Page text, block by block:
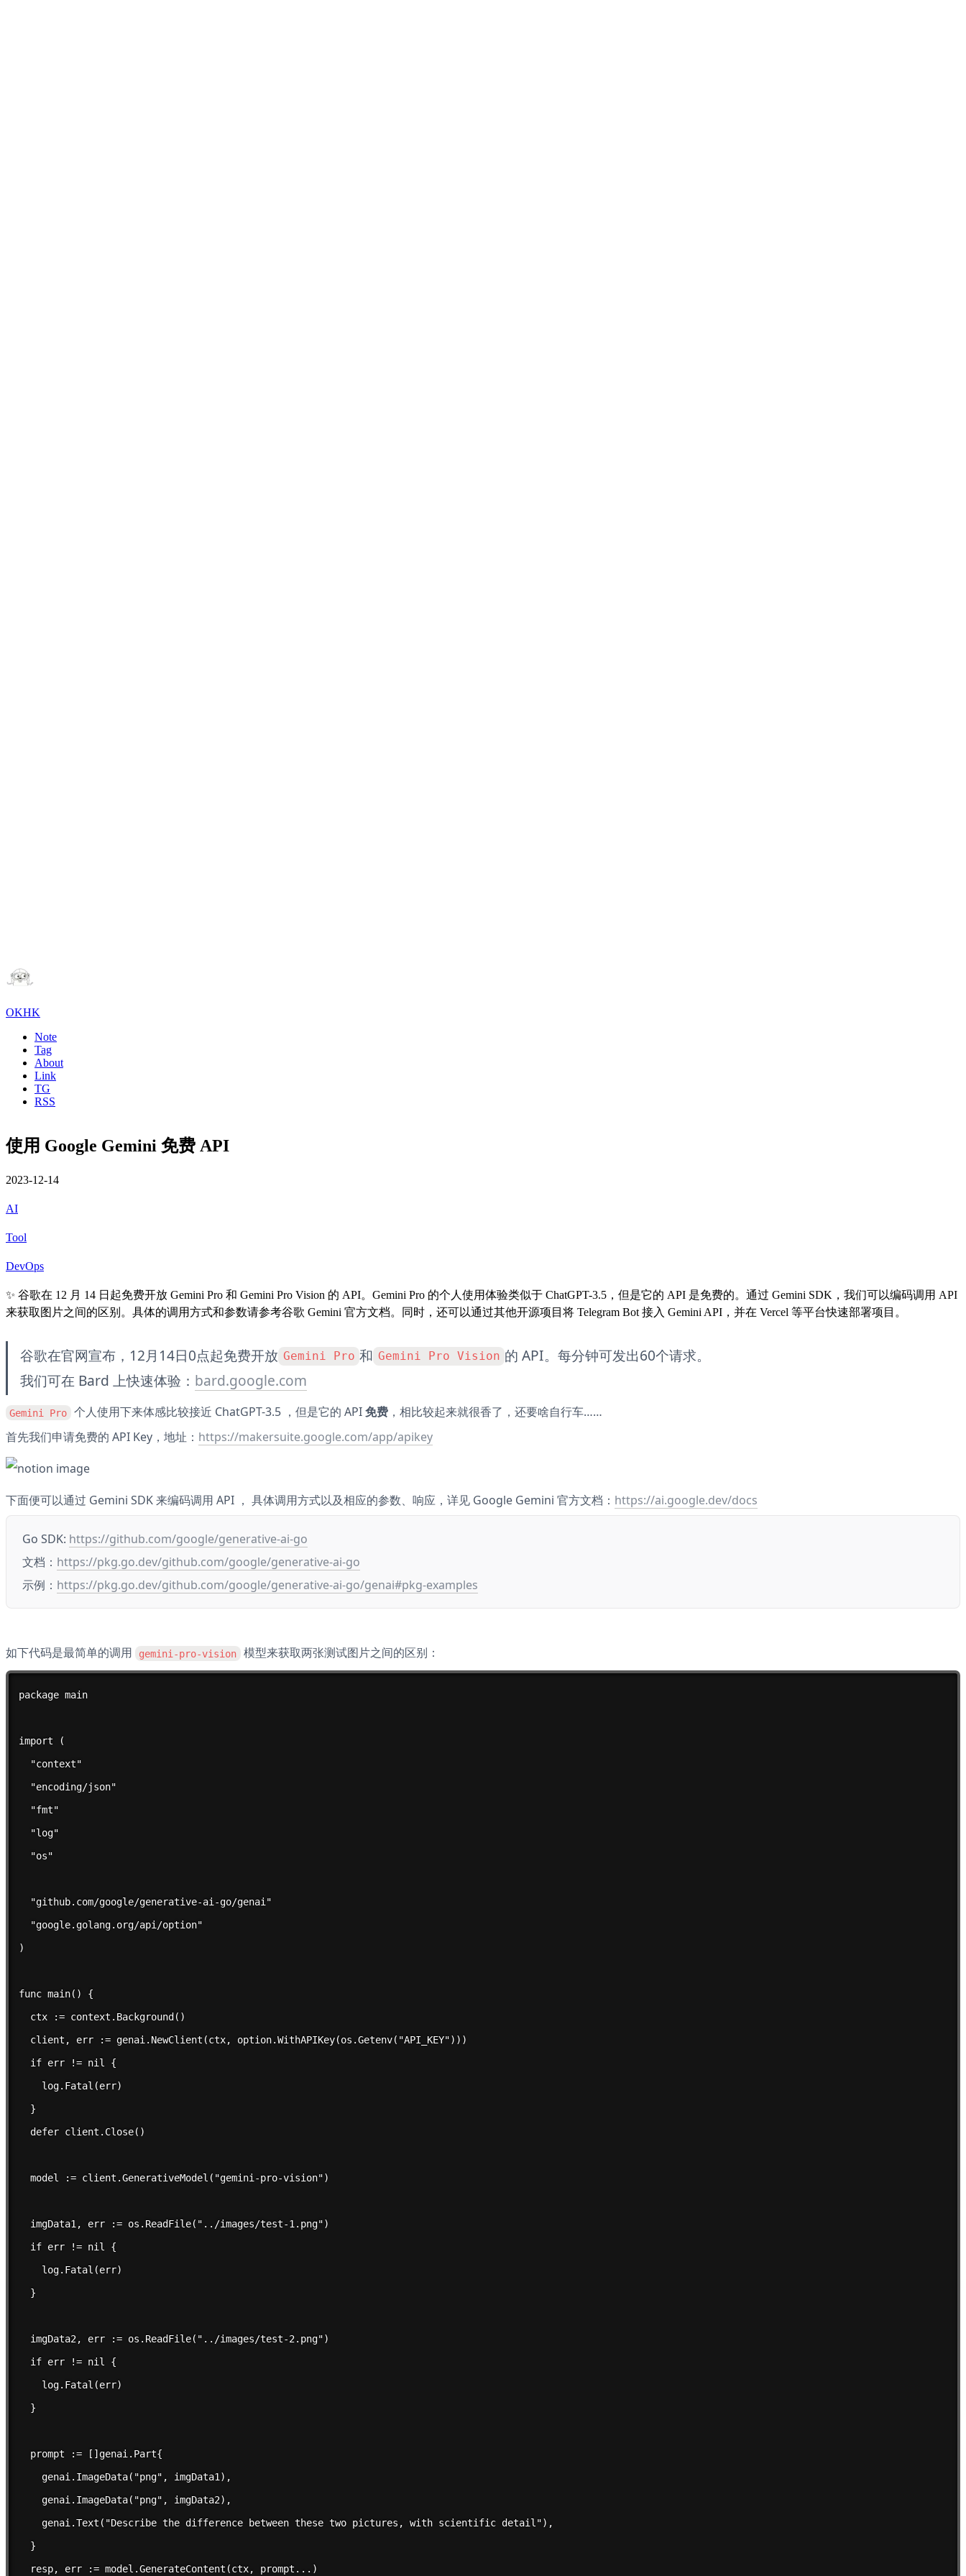
OKHK
Note
Tag
About
Link
TG
RSS
使用 Google Gemini 免费 API
2023-12-14
AI
Tool
DevOps
✨ 谷歌在 12 月 14 日起免费开放 Gemini Pro 和 Gemini Pro Vision 的 API。Gemini Pro 的个人使用体验类似于 ChatGPT-3.5，但是它的 API 是免费的。通过 Gemini SDK，我们可以编码调用 API
来获取图片之间的区别。具体的调用方式和参数请参考谷歌 Gemini 官方文档。同时，还可以通过其他开源项目将 Telegram Bot 接入 Gemini API，并在 Vercel 等平台快速部署项目。
谷歌在官网宣布，12月14日0点起免费开放 Gemini Pro 和 Gemini Pro Vision 的 API。每分钟可发出60个请求。
我们可在 Bard 上快速体验： bard.google.com
Gemini Pro 个人使用下来体感比较接近 ChatGPT-3.5 ，但是它的 API 免费，相比较起来就很香了，还要啥自行车……
首先我们申请免费的 API Key，地址： https://makersuite.google.com/app/apikey
下面便可以通过 Gemini SDK 来编码调用 API ， 具体调用方式以及相应的参数、响应，详见 Google Gemini 官方文档： https://ai.google.dev/docs
Go SDK: https://github.com/google/generative-ai-go
文档： https://pkg.go.dev/github.com/google/generative-ai-go
示例： https://pkg.go.dev/github.com/google/generative-ai-go/genai#pkg-examples
如下代码是最简单的调用 gemini-pro-vision 模型来获取两张测试图片之间的区别：
package main
import (
  "context"
  "encoding/json"
  "fmt"
  "log"
  "os"
  "github.com/google/generative-ai-go/genai"
  "google.golang.org/api/option"
)
func main() {
  ctx := context.Background()
  client, err := genai.NewClient(ctx, option.WithAPIKey(os.Getenv("API_KEY")))
  if err != nil {
    log.Fatal(err)
  }
  defer client.Close()
  model := client.GenerativeModel("gemini-pro-vision")
  imgData1, err := os.ReadFile("../images/test-1.png")
  if err != nil {
    log.Fatal(err)
  }
  imgData2, err := os.ReadFile("../images/test-2.png")
  if err != nil {
    log.Fatal(err)
  }
  prompt := []genai.Part{
    genai.ImageData("png", imgData1),
    genai.ImageData("png", imgData2),
    genai.Text("Describe the difference between these two pictures, with scientific detail"),
  }
  resp, err := model.GenerateContent(ctx, prompt...)